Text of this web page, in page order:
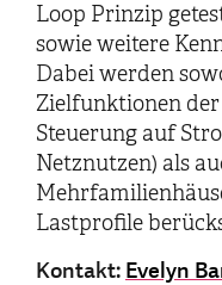
Loop Prinzip
sowie weitere
Dabei werden
Zielfunktionen der
Steuerung auf
Netznutzen) als
Lastprofile
Kontakt:Evelyn